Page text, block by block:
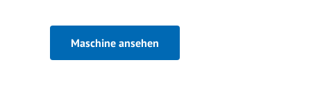
Maschine ansehen